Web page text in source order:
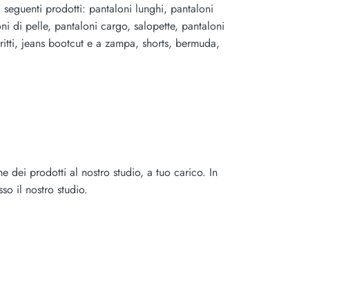
seguenti prodotti: pantaloni lunghi, pantaloni
di pelle, pantaloni cargo, salopette, pantaloni
jeans bootcut e a zampa, shorts, bermuda,
dei prodotti al nostro studio, a tuo carico. In
il nostro studio.